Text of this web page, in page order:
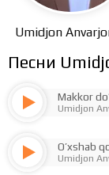
Umidjon
Песни
Makkor
Umidjon
O’xshab
Umidjon